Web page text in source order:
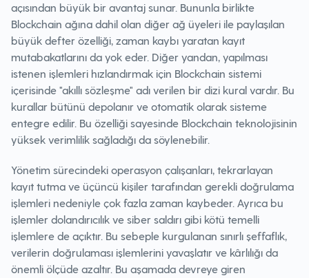
açısından büyük bir avantaj sunar. Bununla birlikte
Blockchain ağına dahil olan diğer ağ üyeleri ile paylaşılan
büyük defter özelliği, zaman kaybı yaratan kayıt
mutabakatlarını da yok eder. Diğer yandan, yapılması
istenen işlemleri hızlandırmak için Blockchain sistemi
içerisinde "akıllı sözleşme" adı verilen bir dizi kural vardır. Bu
kurallar bütünü depolanır ve otomatik olarak sisteme
entegre edilir. Bu özelliği sayesinde Blockchain teknolojisinin
yüksek verimlilik sağladığı da söylenebilir.
Yönetim sürecindeki operasyon çalışanları, tekrarlayan
kayıt tutma ve üçüncü kişiler tarafından gerekli doğrulama
işlemleri nedeniyle çok fazla zaman kaybeder. Ayrıca bu
işlemler dolandırıcılık ve siber saldırı gibi kötü temelli
işlemlere de açıktır. Bu sebeple kurgulanan sınırlı şeffaflık,
verilerin doğrulaması işlemlerini yavaşlatır ve kârlılığı da
önemli ölçüde azaltır. Bu aşamada devreye giren